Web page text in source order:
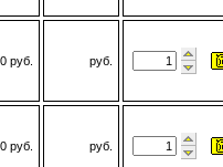
руб. руб.
руб. руб.